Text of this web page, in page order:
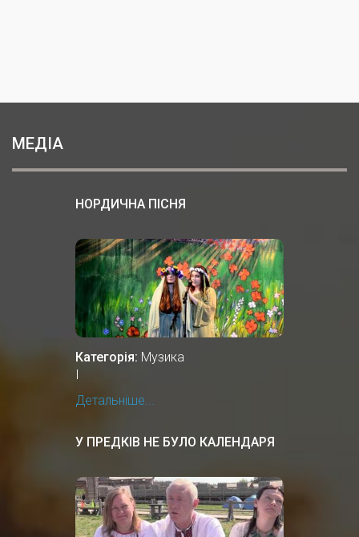
МЕДІА
НОРДИЧНА ПІСНЯ
Категорія: Музика
І
Детальніше...
У ПРЕДКІВ НЕ БУЛО КАЛЕНДАРЯ